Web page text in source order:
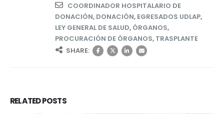
COORDINADOR HOSPITALARIO DE
DONACIÓN, DONACIÓN, EGRESADOS UDLAP,
LEY GENERAL DE SALUD, ÓRGANOS,
PROCURACIÓN DE ÓRGANOS, TRASPLANTE
SHARE:
RELATEDPOSTS